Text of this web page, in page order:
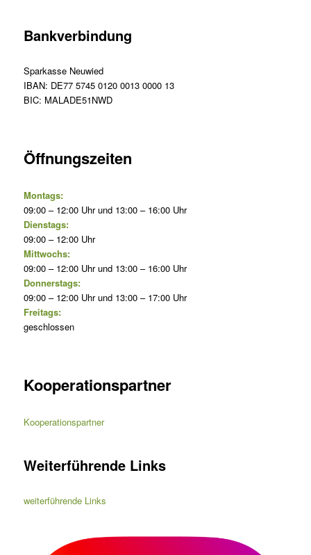
Bankverbindung
Sparkasse Neuwied
IBAN: DE77 5745 0120 0013 0000 13
BIC: MALADE51NWD
Öffnungszeiten
Montags:
09:00 – 12:00 Uhr und 13:00 – 16:00 Uhr
Dienstags:
09:00 – 12:00 Uhr
Mittwochs:
09:00 – 12:00 Uhr und 13:00 – 16:00 Uhr
Donnerstags:
09:00 – 12:00 Uhr und 13:00 – 17:00 Uhr
Freitags:
geschlossen
Kooperationspartner
Kooperationspartner
Weiterführende Links
weiterführende Links